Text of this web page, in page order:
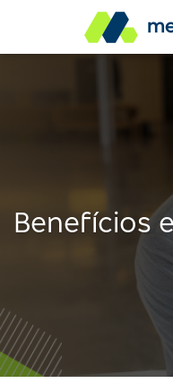
Benefícios